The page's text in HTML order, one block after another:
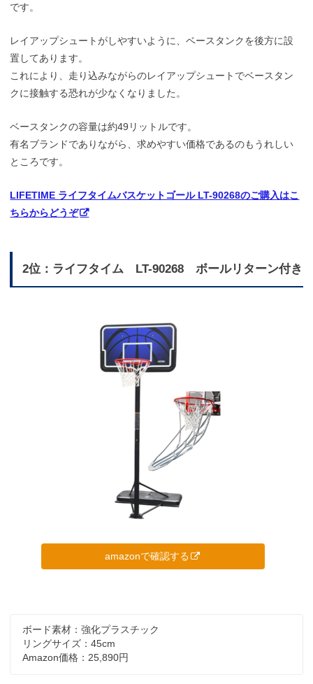
です。
レイアップシュートがしやすいように、ベースタンクを後方に設
置してあります。
これにより、走り込みながらのレイアップシュートでベースタン
クに接触する恐れが少なくなりました。
ベースタンクの容量は約49リットルです。
有名ブランドでありながら、求めやすい価格であるのもうれしい
ところです。
LIFETIME ライフタイムバスケットゴール LT-90268のご購入はこ
ちらからどうぞ
2位：ライフタイム LT-90268 ボールリターン付き
amazonで確認する
ボード素材：強化プラスチック
リングサイズ：45cm
Amazon価格：25,890円